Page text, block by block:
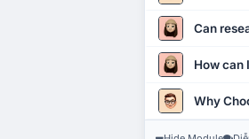
Can
How can
Why